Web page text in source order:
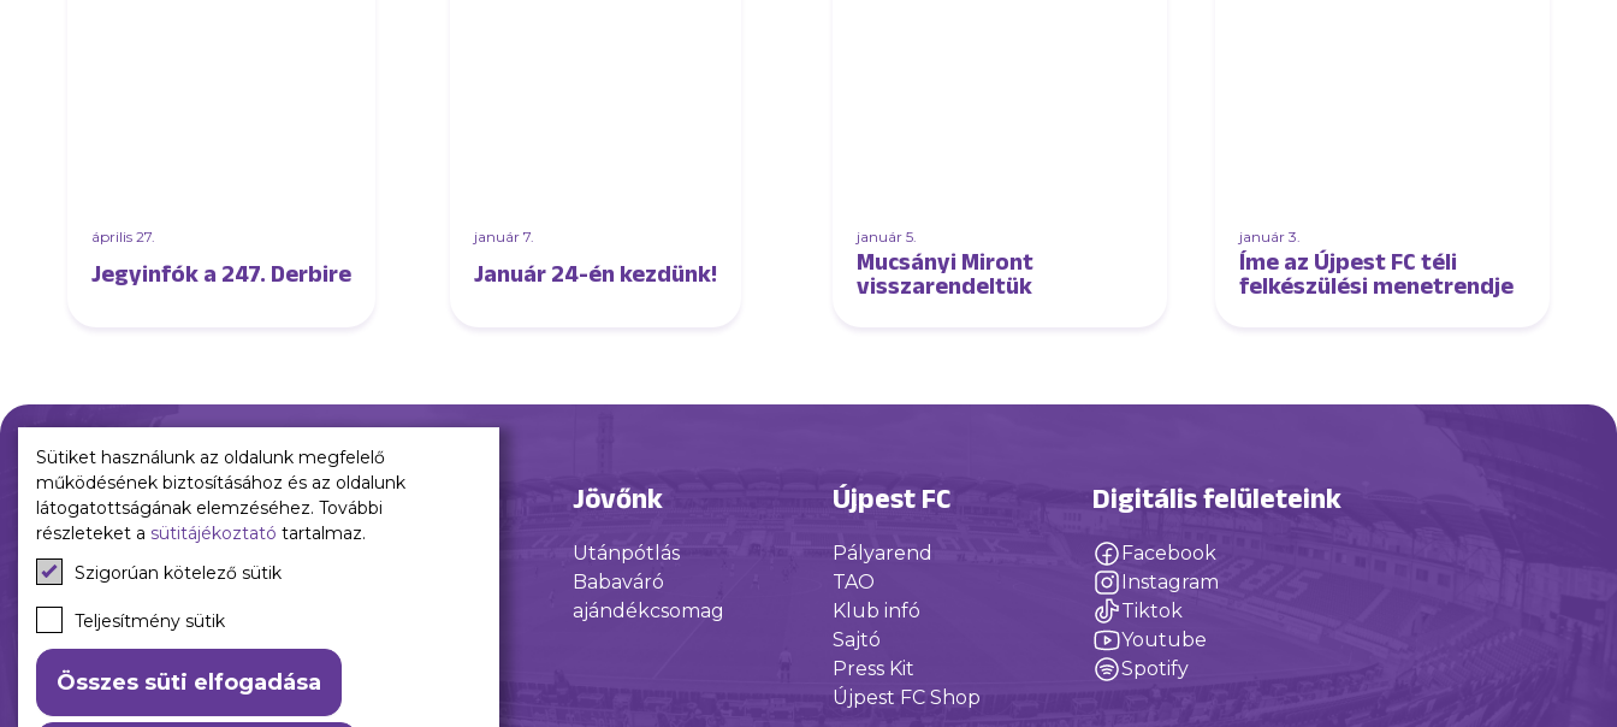
április 27.
Jegyinfók a 247. Derbire
január 7.
Január 24-én kezdünk!
január 5.
Mucsányi Miront
visszarendeltük
január 3.
Íme az Újpest FC téli
felkészülési menetrendje
Múltunk
Történelmünk
Jelenünk Jövőnk
Utánpótlás
Babaváró
ajándékcsomag
Újpest FC
Pályarend
TAO
Klub infó
Sajtó
Press Kit
Újpest FC Shop
Digitális felületeink
Facebook
Instagram
Tiktok
Youtube
Spotify
Sütiket használunk az oldalunk megfelelő
működésének biztosításához és az oldalunk
látogatottságának elemzéséhez. További
részleteket a sütitájékoztató tartalmaz.
Szigorúan kötelező sütik
Teljesítmény sütik
Összes süti elfogadása